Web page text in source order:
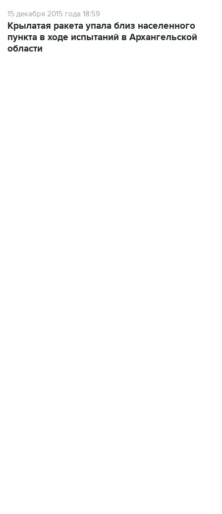
пункта в ходе испытаний в Архангельской
области